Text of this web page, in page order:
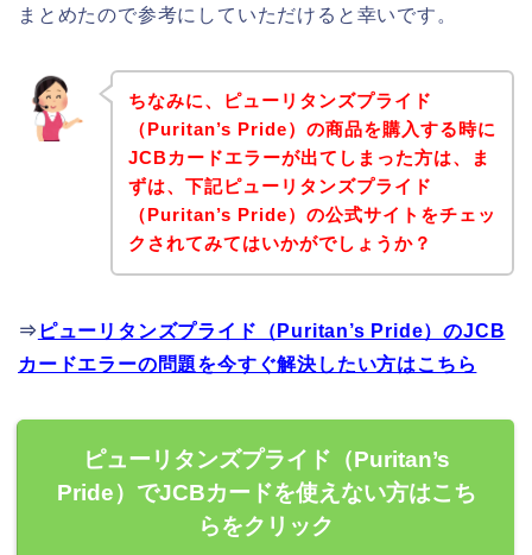
まとめたので参考にしていただけると幸いです。
ちなみに、ピューリタンズプライド
（Puritan’s Pride）の商品を購入する時に
JCBカードエラーが出てしまった方は、ま
ずは、下記ピューリタンズプライド
（Puritan’s Pride）の公式サイトをチェッ
クされてみてはいかがでしょうか？
⇒ ピューリタンズプライド（Puritan’s Pride）のJCB
カードエラーの問題を今すぐ解決したい方はこちら
ピューリタンズプライド（Puritan’s
Pride）でJCBカードを使えない方はこち
らをクリック